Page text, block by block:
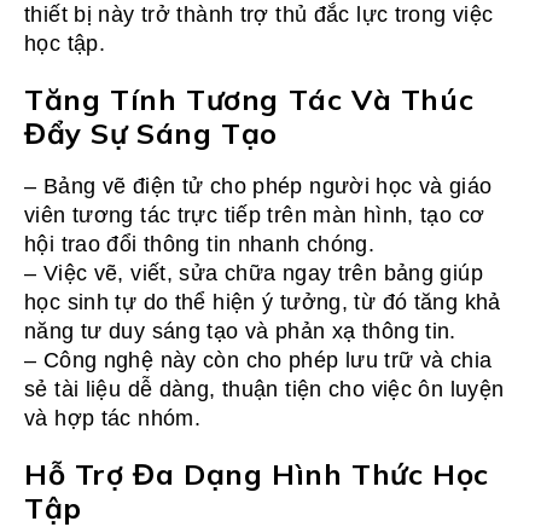
thiết bị này trở thành trợ thủ đắc lực trong việc
học tập.
Tăng Tính Tương Tác Và Thúc
Đẩy Sự Sáng Tạo
– Bảng vẽ điện tử cho phép người học và giáo
viên tương tác trực tiếp trên màn hình, tạo cơ
hội trao đổi thông tin nhanh chóng.
– Việc vẽ, viết, sửa chữa ngay trên bảng giúp
học sinh tự do thể hiện ý tưởng, từ đó tăng khả
năng tư duy sáng tạo và phản xạ thông tin.
– Công nghệ này còn cho phép lưu trữ và chia
sẻ tài liệu dễ dàng, thuận tiện cho việc ôn luyện
và hợp tác nhóm.
Hỗ Trợ Đa Dạng Hình Thức Học
Tập